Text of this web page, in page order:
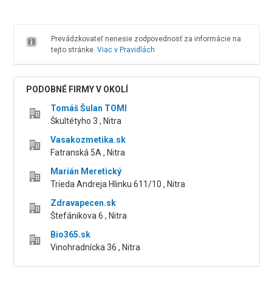
Prevádzkovateľ nenesie zodpovednosť za informácie na
tejto stránke. Viac v Pravidlách
PODOBNÉ FIRMY V OKOLÍ
Tomáš Šulan TOMI
Škultétyho 3 , Nitra
Vasakozmetika.sk
Fatranská 5A , Nitra
Marián Meretický
Trieda Andreja Hlinku 611/10 , Nitra
Zdravapecen.sk
Štefánikova 6 , Nitra
Bio365.sk
Vinohradnícka 36 , Nitra